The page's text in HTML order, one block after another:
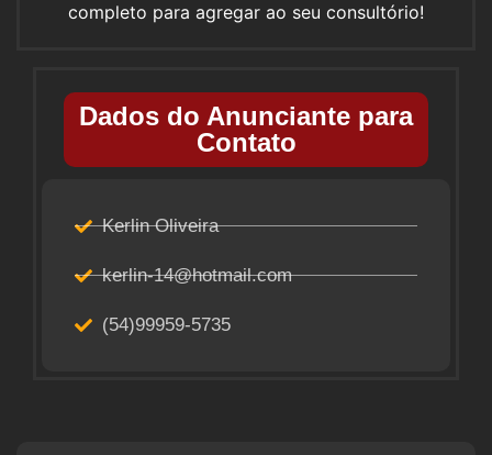
completo para agregar ao seu consultório!
Dados do Anunciante para
Contato
Kerlin Oliveira
kerlin-14@hotmail.com
(54)99959-5735